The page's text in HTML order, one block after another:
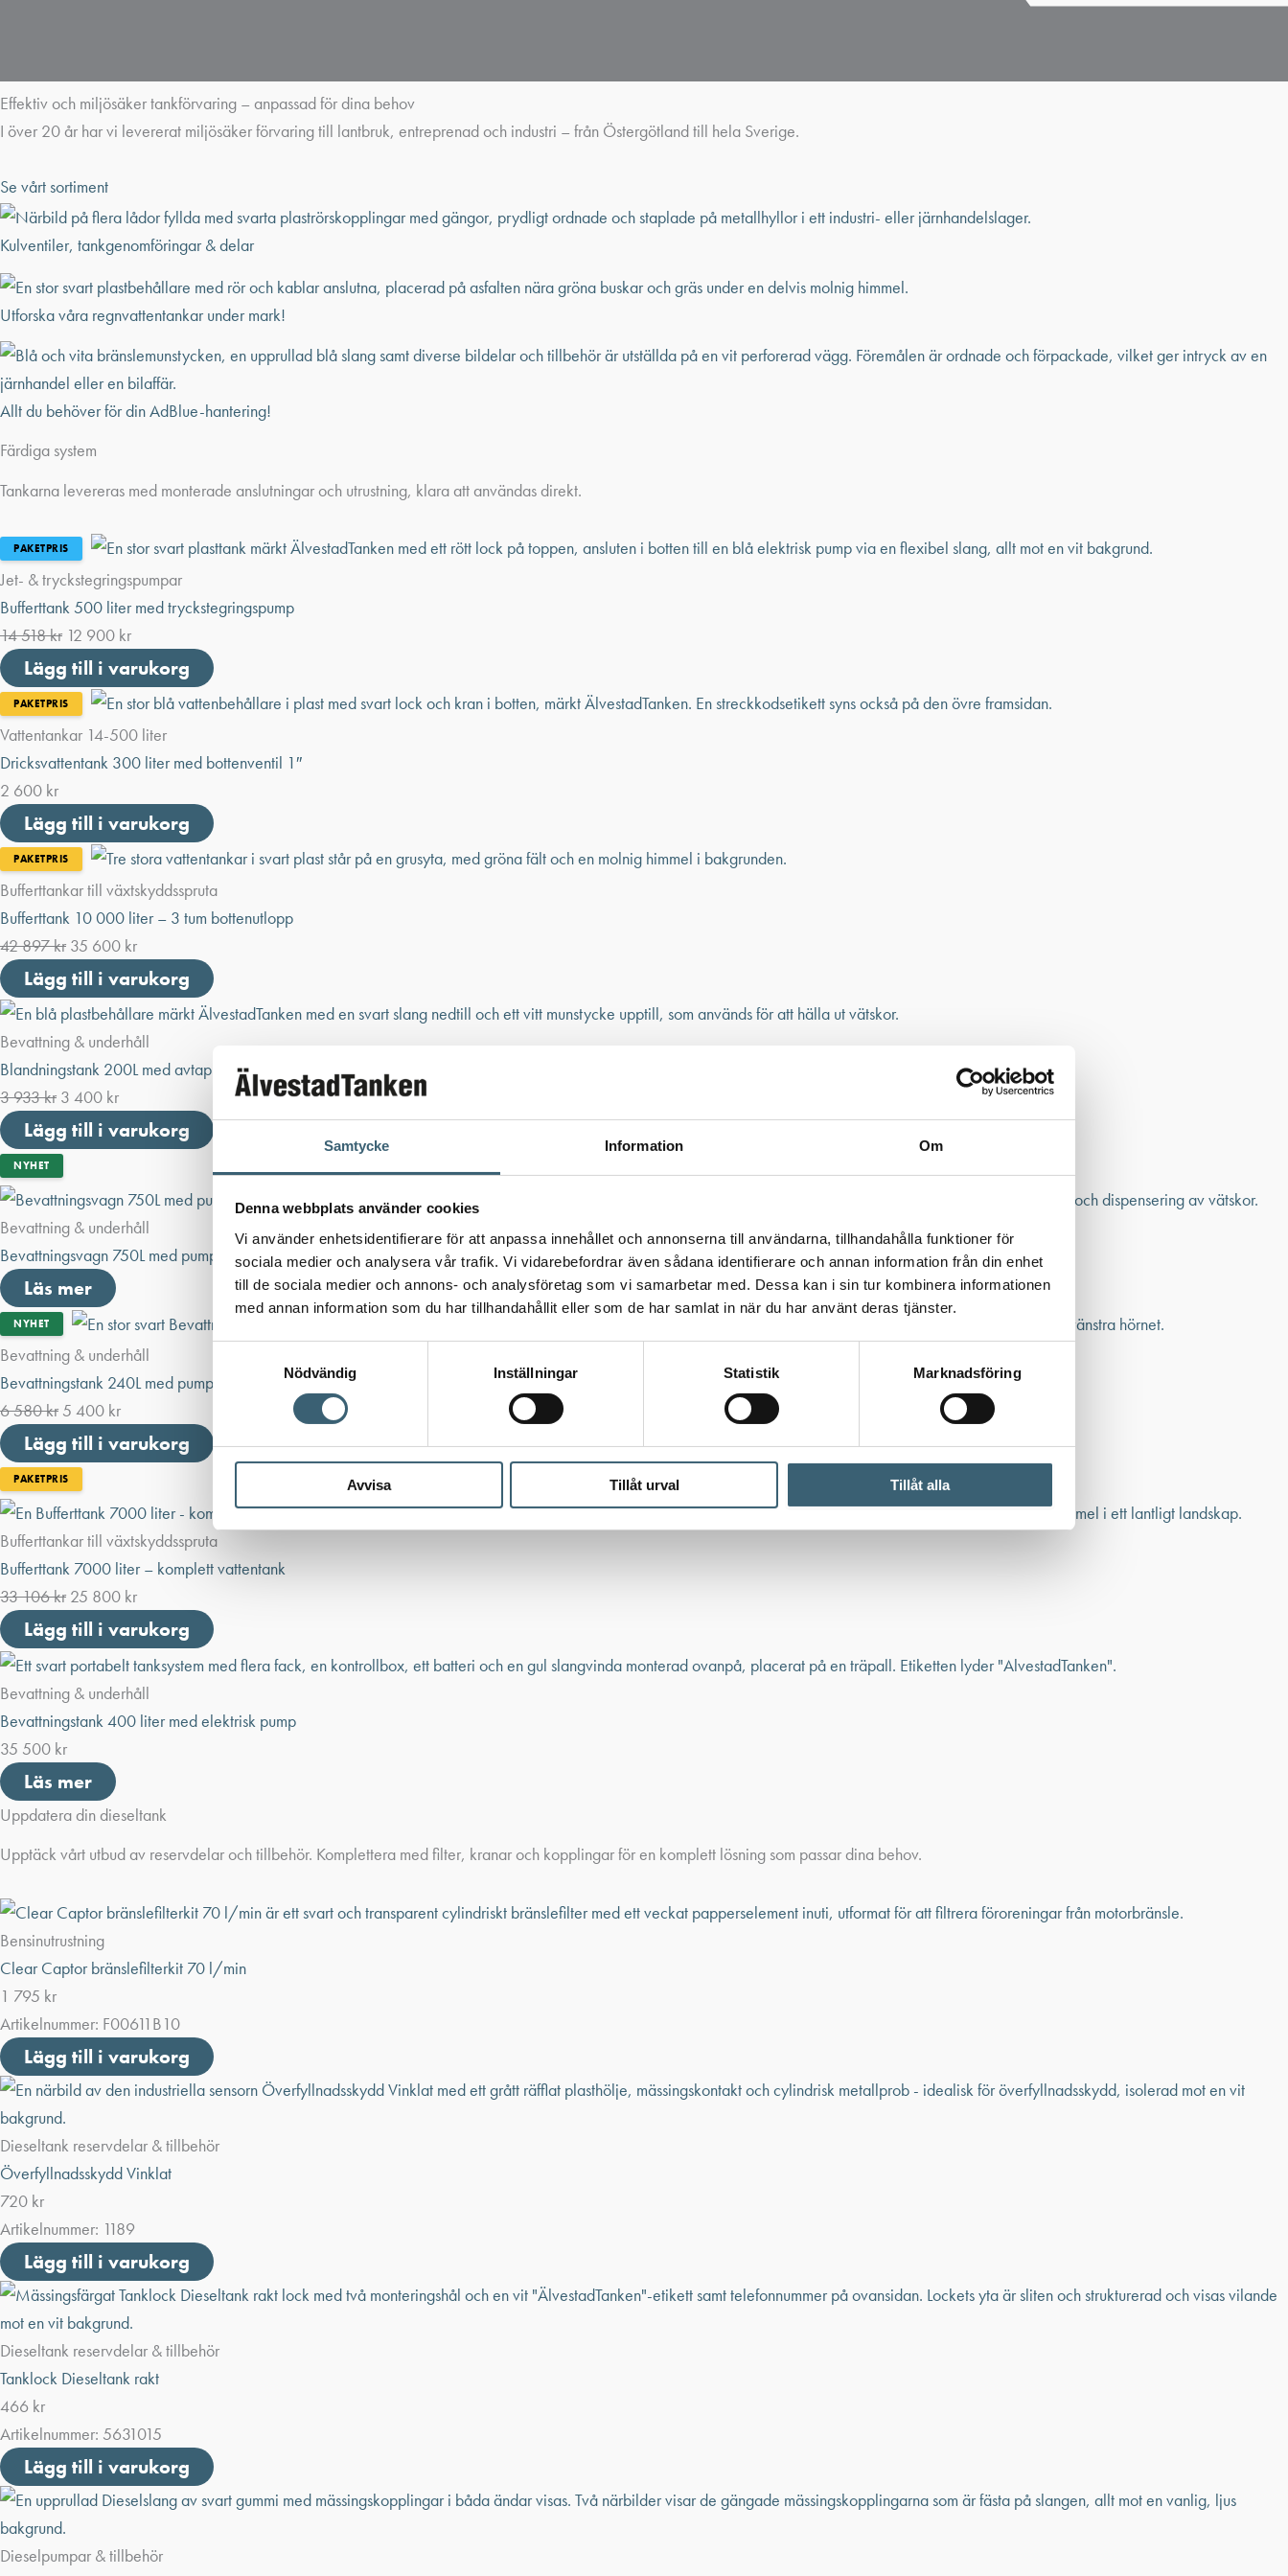
Samtycke Information Om
Denna webbplats använder cookies
Vi använder enhetsidentifierare för att anpassa innehållet och annonserna till användarna, tillhandahålla funktioner för
sociala medier och analysera vår trafik. Vi vidarebefordrar även sådana identifierare och annan information från din enhet
till de sociala medier och annons- och analysföretag som vi samarbetar med. Dessa kan i sin tur kombinera informationen
med annan information som du har tillhandahållit eller som de har samlat in när du har använt deras tjänster.
Nödvändig
Inställningar Statistik Marknadsföring
Avvisa Tillåt urval Tillåt alla
Effektiv och miljösäker tankförvaring – anpassad för dina behov
I över 20 år har vi levererat miljösäker förvaring till lantbruk, entreprenad och industri – från Östergötland till hela Sverige.
Se vårt sortiment
Kulventiler, tankgenomföringar & delar
Utforska våra regnvattentankar under mark!
Allt du behöver för din AdBlue-hantering!
Färdiga system
Tankarna levereras med monterade anslutningar och utrustning, klara att användas direkt.
PAKETPRIS
Jet- & tryckstegringspumpar
Bufferttank 500 liter med tryckstegringspump
14 518kr 12 900 kr
Lägg till i varukorg
PAKETPRIS
Vattentankar 14-500 liter
Dricksvattentank 300 liter med bottenventil 1″
2 600 kr
Lägg till i varukorg
PAKETPRIS
Bufferttankar till växtskyddsspruta
Bufferttank 10 000 liter – 3 tum bottenutlopp
42 897kr 35 600 kr
Lägg till i varukorg
Bevattning & underhåll
Blandningstank 200L med avtappning
3 933kr 3 400 kr
Lägg till i varukorg
NYHET
Bevattning & underhåll
Bevattningsvagn 750L med pump & ramp
Läs mer
NYHET
Bevattning & underhåll
Bevattningstank 240L med pump
6 580kr 5 400 kr
Lägg till i varukorg
PAKETPRIS
Bufferttankar till växtskyddsspruta
Bufferttank 7000 liter – komplett vattentank
33 106kr 25 800 kr
Lägg till i varukorg
Bevattning & underhåll
Bevattningstank 400 liter med elektrisk pump
35 500 kr
Läs mer
Uppdatera din dieseltank
Upptäck vårt utbud av reservdelar och tillbehör. Komplettera med filter, kranar och kopplingar för en komplett lösning som passar dina behov.
Bensinutrustning
Clear Captor bränslefilterkit 70 l/min
1 795 kr
Artikelnummer: F00611B10
Lägg till i varukorg
Dieseltank reservdelar & tillbehör
Överfyllnadsskydd Vinklat
720 kr
Artikelnummer: 1189
Lägg till i varukorg
Dieseltank reservdelar & tillbehör
Tanklock Dieseltank rakt
466 kr
Artikelnummer: 5631015
Lägg till i varukorg
Dieselpumpar & tillbehör